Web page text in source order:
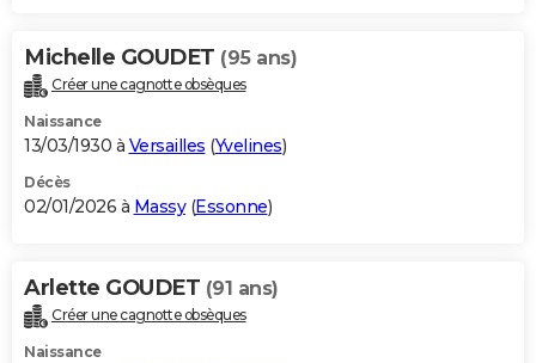
Michelle GOUDET (95 ans)
Créer une cagnotte obsèques
Naissance
13/03/1930 à Versailles (Yvelines)
Décès
02/01/2026 à Massy(Essonne)
Arlette GOUDET (91 ans)
Créer une cagnotte obsèques
Naissance